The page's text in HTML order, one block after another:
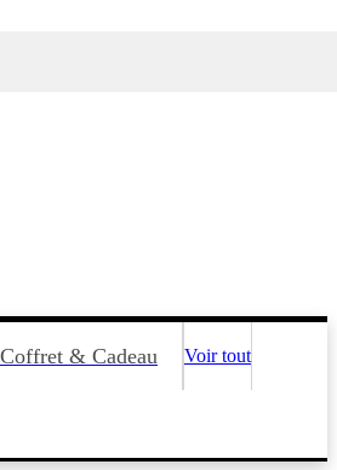
Coffret & Cadeau Voir tout